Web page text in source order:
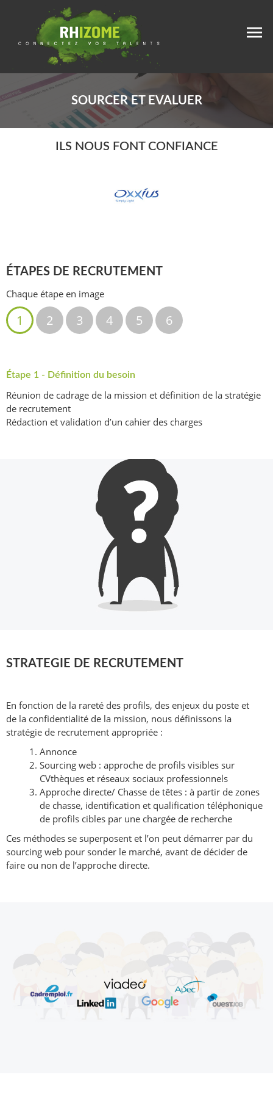
SOURCER ET EVALUER
ILS NOUS FONT CONFIANCE
ÉTAPES DE RECRUTEMENT
Chaque étape en image
1 2 3 4 5 6
Étape 1 - Définition du besoin
Réunion de cadrage de la mission et définition de la stratégie
de recrutement
Rédaction et validation d’un cahier des charges
STRATEGIE DE RECRUTEMENT
En fonction de la rareté des profils, des enjeux du poste et
de la confidentialité de la mission, nous définissons la
stratégie de recrutement appropriée :
Annonce
Sourcing web : approche de profils visibles sur
CVthèques et réseaux sociaux professionnels
Approche directe/ Chasse de têtes : à partir de zones
de chasse, identification et qualification téléphonique
de profils cibles par une chargée de recherche
Ces méthodes se superposent et l’on peut démarrer par du
sourcing web pour sonder le marché, avant de décider de
faire ou non de l’approche directe.